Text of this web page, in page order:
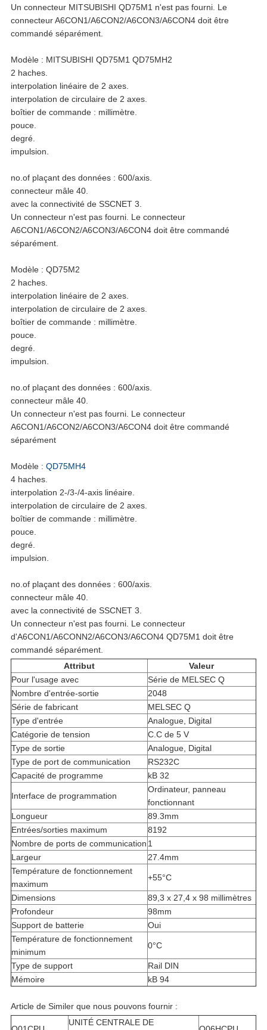
PRIVÉE
Un connecteur MITSUBISHI QD75M1 n'est pas fourni. Le
connecteur A6CON1/A6CON2/A6CON3/A6CON4 doit être
commandé séparément.
Modèle : MITSUBISHI QD75M1 QD75MH2
2 haches.
interpolation linéaire de 2 axes.
interpolation de circulaire de 2 axes.
boîtier de commande : millimètre.
pouce.
degré.
impulsion.
no.of plaçant des données : 600/axis.
connecteur mâle 40.
avec la connectivité de SSCNET 3.
Un connecteur n'est pas fourni. Le connecteur
A6CON1/A6CON2/A6CON3/A6CON4 doit être commandé
séparément.
Modèle : QD75M2
2 haches.
interpolation linéaire de 2 axes.
interpolation de circulaire de 2 axes.
boîtier de commande : millimètre.
pouce.
degré.
impulsion.
no.of plaçant des données : 600/axis.
connecteur mâle 40.
Un connecteur n'est pas fourni. Le connecteur
A6CON1/A6CON2/A6CON3/A6CON4 doit être commandé
séparément
Modèle : QD75MH4
4 haches.
interpolation 2-/3-/4-axis linéaire.
interpolation de circulaire de 2 axes.
boîtier de commande : millimètre.
pouce.
degré.
impulsion.
no.of plaçant des données : 600/axis.
connecteur mâle 40.
avec la connectivité de SSCNET 3.
Un connecteur n'est pas fourni. Le connecteur
d'A6CON1/A6CONN2/A6CON3/A6CON4 QD75M1 doit être
commandé séparément.
Attribut
Valeur
Pour l'usage avec
Série de MELSEC Q
Nombre d'entrée-sortie
2048
Série de fabricant
MELSEC Q
Type d'entrée
Analogue, Digital
Catégorie de tension
C.C de 5 V
Type de sortie
Analogue, Digital
Type de port de communication
RS232C
Capacité de programme
kB 32
Interface de programmation
Ordinateur, panneau
fonctionnant
Longueur
89.3mm
Entrées/sorties maximum
8192
Nombre de ports de communication 1
Largeur
27.4mm
Température de fonctionnement
maximum
+55°C
Dimensions
89,3 x 27,4 x 98 millimètres
Profondeur
98mm
Support de batterie
Oui
Température de fonctionnement
minimum
0°C
Type de support
Rail DIN
Mémoire
kB 94
Article de Similer que nous pouvons fournir :
UNITÉ CENTRALE DE